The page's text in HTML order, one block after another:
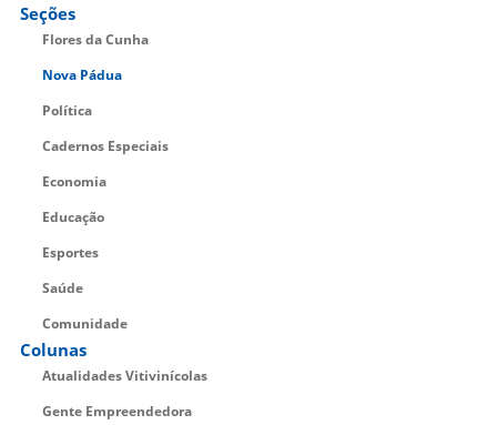
Seções
Flores da Cunha
Nova Pádua
Política
Cadernos Especiais
Economia
Educação
Esportes
Saúde
Comunidade
Colunas
Atualidades Vitivinícolas
Gente Empreendedora